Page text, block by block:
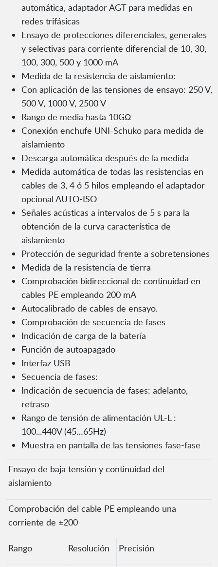
automática, adaptador AGT para medidas en
redes trifásicas
Ensayo de protecciones diferenciales, generales
y selectivas para corriente diferencial de 10, 30,
100, 300, 500 y 1000 mA
Medida de la resistencia de aislamiento:
Con aplicación de las tensiones de ensayo: 250 V,
500 V, 1000 V, 2500 V
Rango de media hasta 10GΩ
Conexión enchufe UNI-Schuko para medida de
aislamiento
Descarga automática después de la medida
Medida automática de todas las resistencias en
cables de 3, 4 ó 5 hilos empleando el adaptador
opcional AUTO-ISO
Señales acústicas a intervalos de 5 s para la
obtención de la curva característica de
aislamiento
Protección de seguridad frente a sobretensiones
Medida de la resistencia de tierra
Comprobación bidireccional de continuidad en
cables PE empleando 200 mA
Autocalibrado de cables de ensayo.
Comprobación de secuencia de fases
Indicación de carga de la batería
Función de autoapagado
Interfaz USB
Secuencia de fases:
Indicación de secuencia de fases: adelanto,
retraso
Rango de tensión de alimentación UL-L :
100...440V (45…65Hz)
Muestra en pantalla de las tensiones fase-fase
Ensayo de baja tensión y continuidad del
aislamiento
Comprobación del cable PE empleando una
corriente de ±200
Rango Resolución Precisión